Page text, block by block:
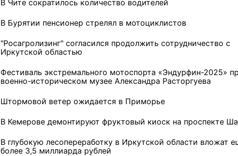
В Чите сократилось количество водителей
В Бурятии пенсионер стрелял в мотоциклистов
"Росагролизинг" согласился продолжить сотрудничество с
Иркутской областью
Фестиваль экстремального мотоспорта «Эндурфин-2025»
военно-историческом музее Александра Расторгуева
Штормовой ветер ожидается в Приморье
В Кемерове демонтируют фруктовый киоск на проспекте
В глубокую лесопереработку в Иркутской области вложат
более 3,5 миллиарда рублей